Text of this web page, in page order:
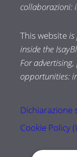
collaborazioni:
This websiteis
inside the
For
opportunities:
Dichiarazione
Cookie Policy